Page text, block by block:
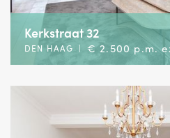
Kerkstraat 32
DEN HAAG | € 2.500 p.m.